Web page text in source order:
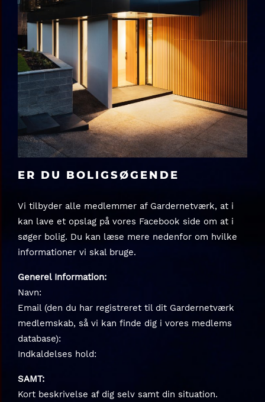
ER DU BOLIGSØGENDE
Vi tilbyder alle medlemmer af Gardernetværk, at i
kan lave et opslag på vores Facebook side om at i
søger bolig. Du kan læse mere nedenfor om hvilke
informationer vi skal bruge.
Generel Information:
Navn:
Email (den du har registreret til dit Gardernetværk
medlemskab, så vi kan finde dig i vores medlems
database):
Indkaldelses hold:
SAMT:
Kort beskrivelse af dig selv samt din situation.